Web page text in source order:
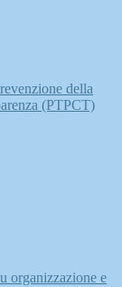
della
(PTPCT)
organizzazione e